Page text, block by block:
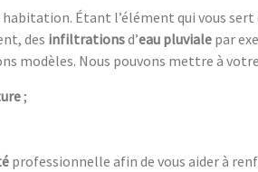
Étant l’élément qui vous sert
des infiltrationsd’eau pluviale par
modèles. Nous pouvons mettre à
;
professionnelle afin de vous aider à